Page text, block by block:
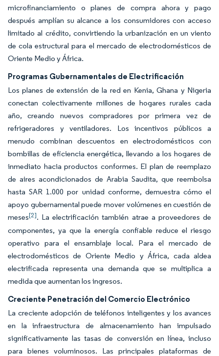
microfinanciamiento o planes de compra ahora y pago
después amplían su alcance a los consumidores con acceso
limitado al crédito, convirtiendo la urbanización en un viento
de cola estructural para el mercado de electrodomésticos de
Oriente Medio y África.
Programas Gubernamentales de Electrificación
Los planes de extensión de la red en Kenia, Ghana y Nigeria
conectan colectivamente millones de hogares rurales cada
año, creando nuevos compradores por primera vez de
refrigeradores y ventiladores. Los incentivos públicos a
menudo combinan descuentos en electrodomésticos con
bombillas de eficiencia energética, llevando a los hogares de
inmediato hacia productos conformes. El plan de reemplazo
de aires acondicionados de Arabia Saudita, que reembolsa
hasta SAR 1.000 por unidad conforme, demuestra cómo el
apoyo gubernamental puede mover volúmenes en cuestión de
meses[2]. La electrificación también atrae a proveedores de
componentes, ya que la energía confiable reduce el riesgo
operativo para el ensamblaje local. Para el mercado de
electrodomésticos de Oriente Medio y África, cada aldea
electrificada representa una demanda que se multiplica a
medida que aumentan los ingresos.
Creciente Penetración del Comercio Electrónico
La creciente adopción de teléfonos inteligentes y los avances
en la infraestructura de almacenamiento han impulsado
significativamente las tasas de conversión en línea, incluso
para bienes voluminosos. Las principales plataformas de